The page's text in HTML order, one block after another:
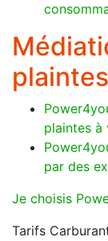
plaintes
plaintes à
par des
Je choisis
Tarifs